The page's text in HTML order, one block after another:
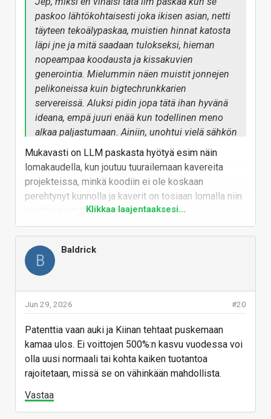
paskoo lähtökohtaisesti joka ikisen asian, netti
täyteen tekoälypaskaa, muistien hinnat katosta
läpi jne ja mitä saadaan tulokseksi, hieman
nopeampaa koodausta ja kissakuvien
generointia. Mielummin näen muistit jonnejen
pelikoneissa kuin bigtechrunkkarien
servereissä. Aluksi pidin jopa tätä ihan hyvänä
ideana, empä juuri enää kun todellinen meno
alkaa paljastumaan. Ainiin, unohtui vielä sähkön
hinnan mahdollinen nousu kun datacentereitä
pystytetään yli tarpeen. Lokaaleista juuri tiettyyn
tehtävään suunnitelluista malleista on jopa ihan
järkevää hyötyä, esim firefoxin uusi
kääntäjähimmeli joka käyttää sisäisesti
muistia, ei. Tarkoitanko tällä avautumisella että
kaikki llm on paskaa, en tietenkään, onhan
tuosta hyötyä esim logianalysoinnissa,
skripteissä jne, mutta tämä hype ja nykyinen
muistinhamstraus kapasiteettiin jonka käytöstä
ei ole edes varmuutta on se ongelma
Mukavasti on LLM paskasta hyötyä esim näin
lomakaudella, kun joutuu tuurailemaan kavereita
projekteissa, minkä koodiin ei ole koskaan
perehtynyt kunnolla ja kaverit on tosiaan lomalla niin
ei viitsi soitella.Klikkaa laajentaaksesi...
B
Baldrick
#20
Jun 29, 2026
Patenttia vaan auki ja Kiinan tehtaat puskemaan
kamaa ulos. Ei voittojen 500%:n kasvu vuodessa voi
olla uusi normaali tai kohta kaiken tuotantoa
rajoitetaan, missä se on vähinkään mahdollista.
Vastaa